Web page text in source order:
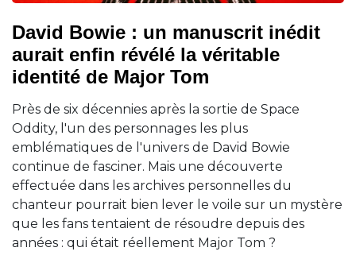
David Bowie : un manuscrit inédit
aurait enfin révélé la véritable
identité de Major Tom
Près de six décennies après la sortie de Space
Oddity, l'un des personnages les plus
emblématiques de l'univers de David Bowie
continue de fasciner. Mais une découverte
effectuée dans les archives personnelles du
chanteur pourrait bien lever le voile sur un mystère
que les fans tentaient de résoudre depuis des
années : qui était réellement Major Tom ?